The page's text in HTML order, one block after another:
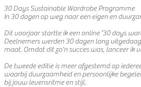
30 Days Sustainable Wardrobe Programme
In 30 dagen op weg naar een eigen en
Dit voorjaar startte ik een online ‘30 days
Deelnemers werden 30 dagen lang
maat. Omdat dit zo'n succes was, lanceer ik
De tweede editie is meer afgestemd op
waarbij duurzaamheid en persoonlijke
bij jouw levensritme en stijl.